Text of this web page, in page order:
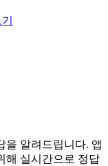
을 알려드립니다. 앱
해 실시간으로 정답